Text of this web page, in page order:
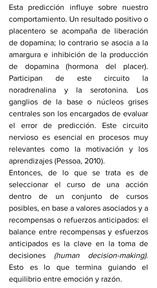
Esta predicción influye sobre nuestro
comportamiento. Un resultado positivo o
placentero se acompaña de liberación
de dopamina; lo contrario se asocia a la
amargura e inhibición de la producción
de dopamina (hormona del placer).
Participan de este circuito la
noradrenalina y la serotonina. Los
ganglios de la base o núcleos grises
centrales son los encargados de evaluar
el error de predicción. Este circuito
nervioso es esencial en procesos muy
relevantes como la motivación y los
aprendizajes (Pessoa, 2010).
Entonces, de lo que se trata es de
seleccionar el curso de una acción
dentro de un conjunto de cursos
posibles, en base a valores asociados y a
recompensas o refuerzos anticipados: el
balance entre recompensas y esfuerzos
anticipados es la clave en la toma de
decisiones (human decision-making).
Esto es lo que termina guiando el
equilibrio entre emoción y razón.